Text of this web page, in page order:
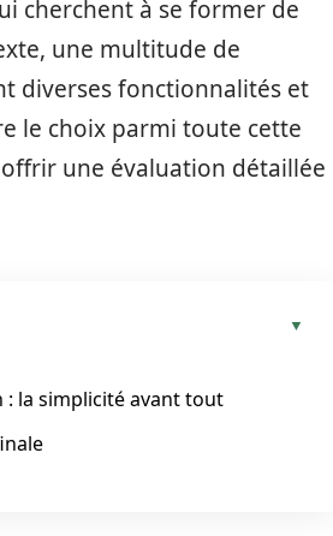
cherchent à se former de
une multitude de
diverses fonctionnalités et
le choix parmi toute cette
offrir une évaluation détaillée
: la simplicité avant tout